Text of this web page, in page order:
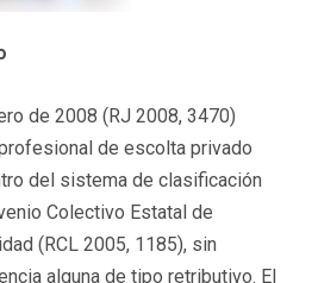
de 2008 (RJ 2008, 3470)
de escolta privado
del sistema de clasificación
Colectivo Estatal de
(RCL 2005, 1185), sin
alguna de tipo retributivo. El